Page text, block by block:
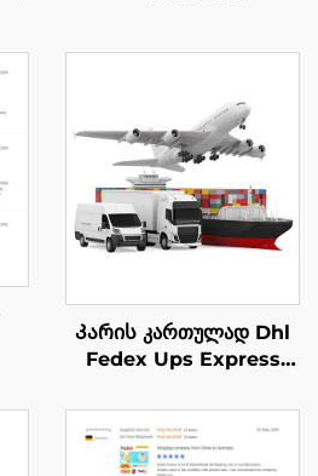
Კარის კართულად Dhl
Fedex Ups Express
ჩინეთიდან ევროპამდე
ტრანსპორტირებელი